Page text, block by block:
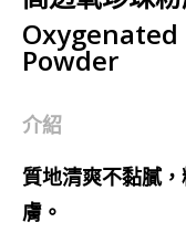
Powder
介紹
質地清爽不黏膩
膚。